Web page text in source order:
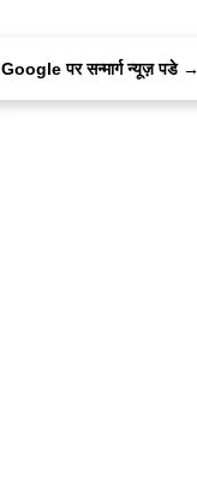
Google पर सन्मार्ग न्यूज़ पडे →